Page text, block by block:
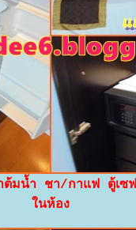
ต้มน้ำ ชา/กาแฟ ตู้เซ
นห้อง